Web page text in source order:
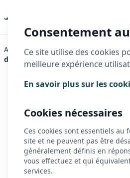
Accueil>Actualités>HP Velotechnik
du vélo couché et du tricycle haut de
Publié le 06/11/2025
l’excellence
vélo couché et
haut de gamme
Consentement
Ce site utilise des cookies
meilleure expérience
En savoir plus sur les
Cookies nécessaires
Ces cookies sont essentiels au
site et ne peuvent pas être
généralement définis en
vous effectuez et qui
services.